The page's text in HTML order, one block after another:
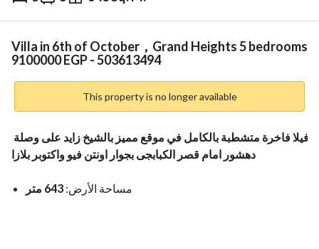
EGP 9,100,000
Overview Trends & Indices Mortgage
Villa in 6th of October，Grand Heights 5 bedrooms
9100000 EGP - 503613494
This property is no longer available
دهشور امام قصر الكبابجى بجوار اونتن فيو واكتوبر بلازا
مساحة الأرض: 643 متر